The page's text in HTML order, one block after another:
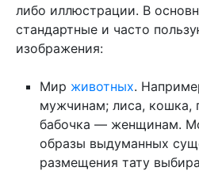
либо иллюстрации. В
стандартные и часто
изображения:
Мир животных.
мужчинам; лиса, кошка,
бабочка — женщинам.
образы выдуманных
размещения тату